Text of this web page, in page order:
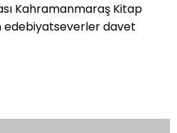
Kahramanmaraş Kitap
edebiyatseverler davet